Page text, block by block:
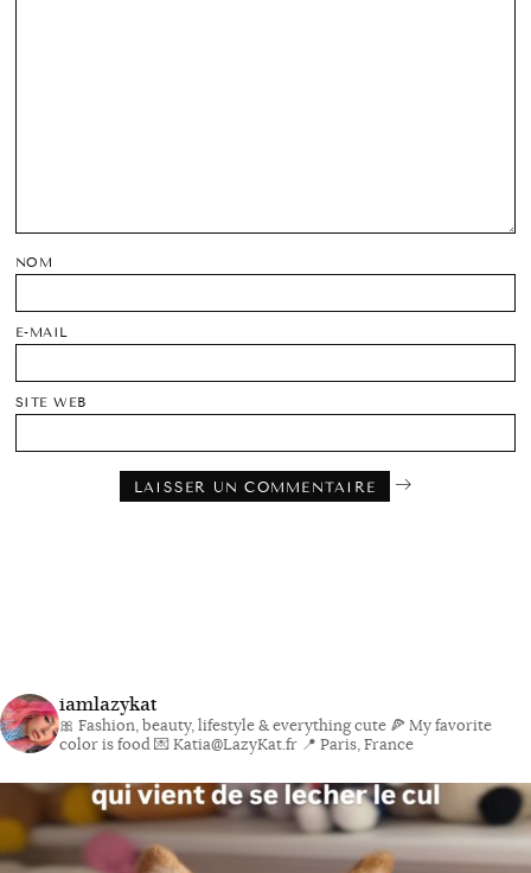
NOM
E-MAIL
SITE WEB
iamlazykat
🎀 Fashion, beauty, lifestyle & everything cute 🍕 My favorite
color is food💌 Katia@LazyKat.fr 📍 Paris, France